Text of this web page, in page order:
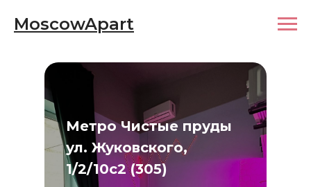
MoscowApart
Метро Чистые пруды
ул. Жуковского,
1/2/10с2 (305)